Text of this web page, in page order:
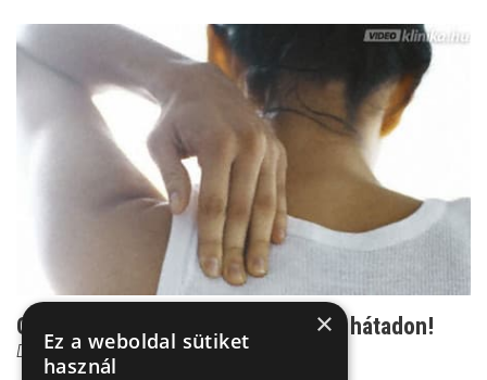
Gerincjavítás otthon: ez segíthet a hátadon!
Dr. Zolnay Péter
×
Ez a weboldal sütiket
használ